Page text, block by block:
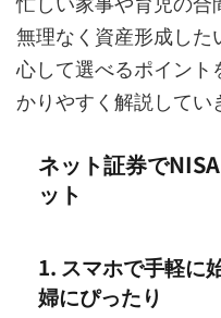
無理なく資産形成し
心して選べるポイン
かりやすく解説してい
ネット証券で
ット
1. スマホで手軽に
婦にぴったり